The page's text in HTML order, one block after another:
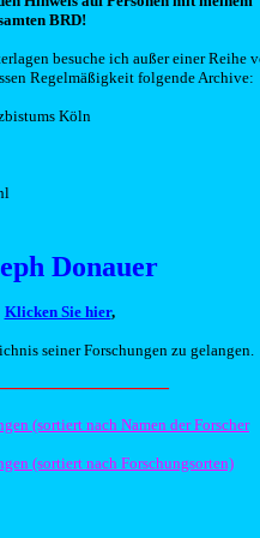
BRD!
besuche ich außer einer Reihe
Regelmäßigkeit folgende Archive:
Köln
Donauer
Klicken Sie hier,
seiner Forschungen zu gelangen.
(sortiert nach Namen der Forscher
(sortiert nach Forschungsorten)